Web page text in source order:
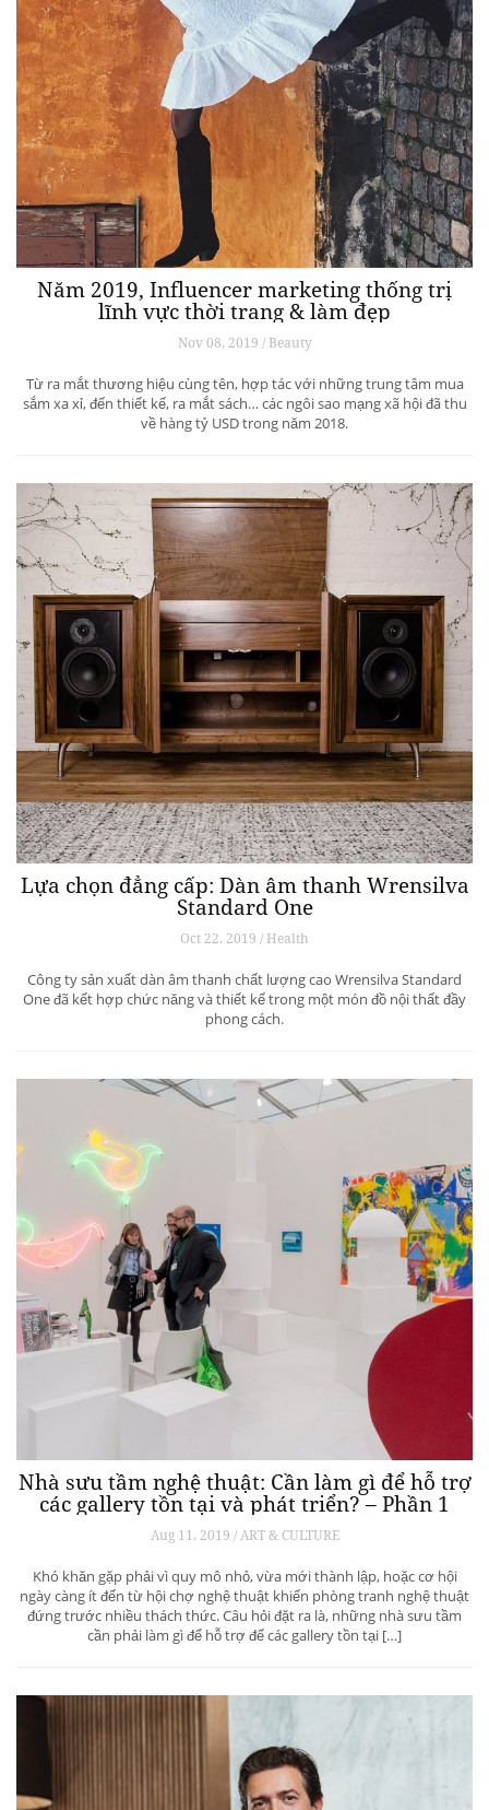
Năm 2019, Influencer marketing thống trị
lĩnh vực thời trang & làm đẹp
Nov 08, 2019 / Beauty
Từ ra mắt thương hiệu cùng tên, hợp tác với những trung tâm mua
sắm xa xỉ, đến thiết kế, ra mắt sách… các ngôi sao mạng xã hội đã thu
về hàng tỷ USD trong năm 2018.
Lựa chọn đẳng cấp: Dàn âm thanh Wrensilva
Standard One
Oct 22, 2019 / Health
Công ty sản xuất dàn âm thanh chất lượng cao Wrensilva Standard
One đã kết hợp chức năng và thiết kế trong một món đồ nội thất đầy
phong cách.
Nhà sưu tầm nghệ thuật: Cần làm gì để hỗ trợ
các gallery tồn tại và phát triển? – Phần 1
Aug 11, 2019 / ART & CULTURE
Khó khăn gặp phải vì quy mô nhỏ, vừa mới thành lập, hoặc cơ hội
ngày càng ít đến từ hội chợ nghệ thuật khiến phòng tranh nghệ thuật
đứng trước nhiều thách thức. Câu hỏi đặt ra là, những nhà sưu tầm
cần phải làm gì để hỗ trợ để các gallery tồn tại […]